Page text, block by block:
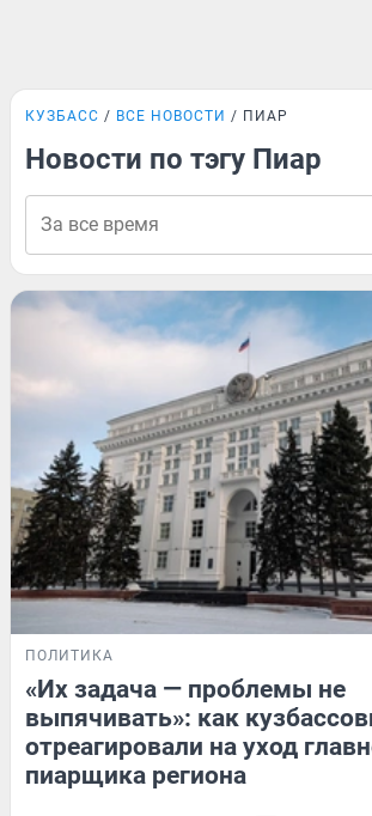
КУЗБАСС ВСЕ НОВОСТИ ПИАР
Новости по тэгу Пиар
ПОЛИТИКА
«Их задача — проблемы не
выпячивать»: как
отреагировали на уход
пиарщика региона